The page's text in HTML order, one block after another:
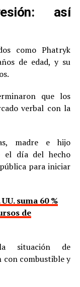
así
como Phatryk
de edad, y su
que los
verbal con la
madre e hijo
el día del hecho
para iniciar
suma 60 %
de
la situación de
con combustible y